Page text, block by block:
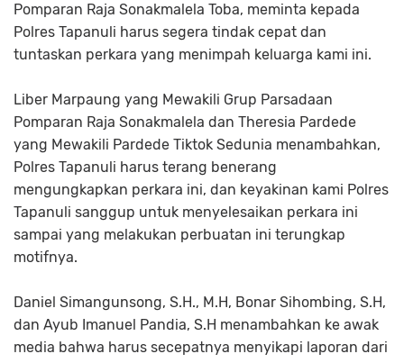
Pomparan Raja Sonakmalela Toba, meminta kepada
Polres Tapanuli harus segera tindak cepat dan
tuntaskan perkara yang menimpah keluarga kami ini.
Liber Marpaung yang Mewakili Grup Parsadaan
Pomparan Raja Sonakmalela dan Theresia Pardede
yang Mewakili Pardede Tiktok Sedunia menambahkan,
Polres Tapanuli harus terang benerang
mengungkapkan perkara ini, dan keyakinan kami Polres
Tapanuli sanggup untuk menyelesaikan perkara ini
sampai yang melakukan perbuatan ini terungkap
motifnya.
Daniel Simangunsong, S.H., M.H, Bonar Sihombing, S.H,
dan Ayub Imanuel Pandia, S.H menambahkan ke awak
media bahwa harus secepatnya menyikapi laporan dari